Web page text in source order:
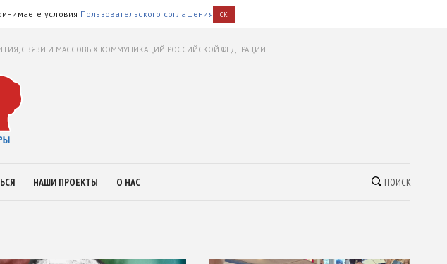
условия Пользовательского соглашения OK
СВЯЗИ И МАССОВЫХ КОММУНИКАЦИЙ РОССИЙСКОЙ ФЕДЕРАЦИИ
НАШИ ПРОЕКТЫ О НАС ПОИСК